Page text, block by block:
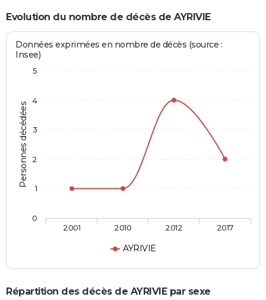
Evolution du nombre de décès de AYRIVIE
Personnes décédées
Données exprimées en nombre de décès (source :
Insee)
AYRIVIE
2001 2010 2012 2017
0
1
2
3
4
5
Répartition des décès de AYRIVIE par sexe